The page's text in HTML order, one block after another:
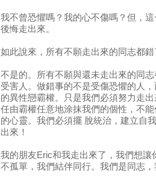
我不曾恐懼嗎？我的心不傷嗎？但，
後悔走出來。
如此說來，所有不願走出來的同志都
不是的。所有不願與還未走出來的同
受害人。做錯事的不是受傷恐懼的人
的異性戀霸權。只是我們必須努力走
任由霸權任意地涂抹我們的個性，不
的心靈。我們必須擺 脫統治，建立自
出來！
我的朋友Eric和我走出來了，我們想
不孤單，我們結伴同行。我們是同志